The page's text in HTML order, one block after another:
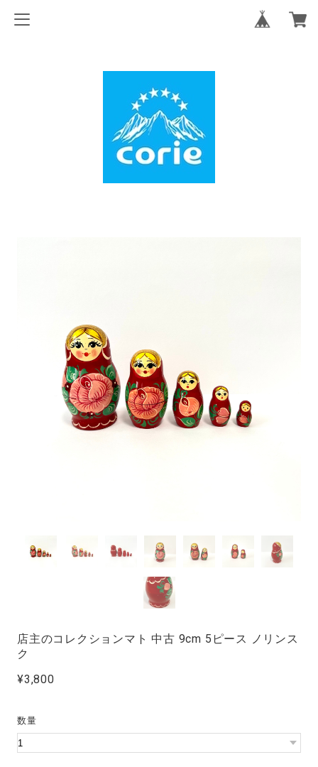
店主のコレクションマト 中古 9cm 5ピース ノリンス
ク
¥3,800
数量